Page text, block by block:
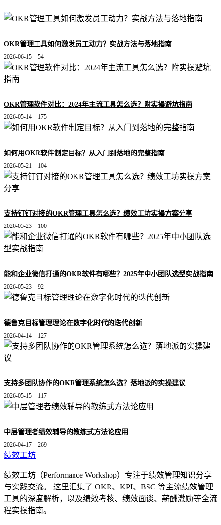
OKR管理工具如何激发员工动力？实战方法与落地指南
2026-06-15 54
OKR管理软件对比：2024年主流工具怎么选？附实操避坑指南
2026-05-14 175
如何用OKR软件制定目标？从入门到落地的完整指南
2026-05-21 104
支持钉钉对接的OKR管理工具怎么选？绩效工坊实操方案分享
2026-05-23 100
能和企业微信打通的OKR软件有哪些？2025年中小团队选型实战指南
2026-05-23 92
德鲁克目标管理理论在数字化时代的迭代创新
2026-04-14 127
支持多团队协作的OKR管理系统怎么选？落地派的实操建议
2026-05-15 117
中层管理者绩效辅导的教练式方法论应用
2026-04-17 269
绩效工坊
绩效工坊（Performance Workshop）专注于绩效管理知识分享
与实践交流。 这里汇集了 OKR、KPI、BSC 等主流绩效管理
工具的深度解析，以及绩效考核、绩效面谈、薪酬激励等全流
程实操指南。